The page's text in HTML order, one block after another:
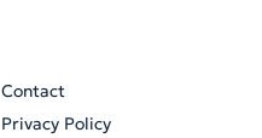
Contact
Privacy Policy